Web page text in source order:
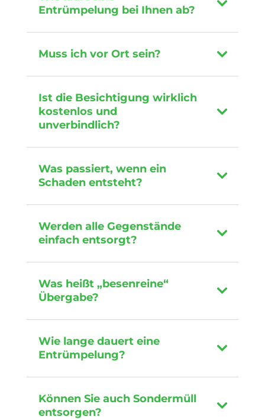
Entrümpelung bei Ihnen ab?
Muss ich vor Ort sein?
Ist die Besichtigung wirklich
kostenlos und
unverbindlich?
Was passiert, wenn ein
Schaden entsteht?
Werden alle Gegenstände
einfach entsorgt?
Was heißt „besenreine“
Übergabe?
Wie lange dauert eine
Entrümpelung?
Können Sie auch Sondermüll
entsorgen?